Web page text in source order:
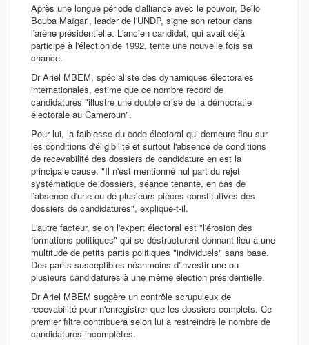
Après une longue période d'alliance avec le pouvoir, Bello
Bouba Maïgari, leader de l'UNDP, signe son retour dans
l'arène présidentielle. L'ancien candidat, qui avait déjà
participé à l'élection de 1992, tente une nouvelle fois sa
chance.
Dr Ariel MBEM, spécialiste des dynamiques électorales
internationales, estime que ce nombre record de
candidatures "illustre une double crise de la démocratie
électorale au Cameroun".
Pour lui, la faiblesse du code électoral qui demeure flou sur
les conditions d'éligibilité et surtout l'absence de conditions
de recevabilité des dossiers de candidature en est la
principale cause. "Il n'est mentionné nul part du rejet
systématique de dossiers, séance tenante, en cas de
l'absence d'une ou de plusieurs pièces constitutives des
dossiers de candidatures", explique-t-il.
L'autre facteur, selon l'expert électoral est "l'érosion des
formations politiques" qui se déstructurent donnant lieu à une
multitude de petits partis politiques "individuels" sans base.
Des partis susceptibles néanmoins d'investir une ou
plusieurs candidatures à une même élection présidentielle.
Dr Ariel MBEM suggère un contrôle scrupuleux de
recevabilité pour n'enregistrer que les dossiers complets. Ce
premier filtre contribuera selon lui à restreindre le nombre de
candidatures incomplètes.